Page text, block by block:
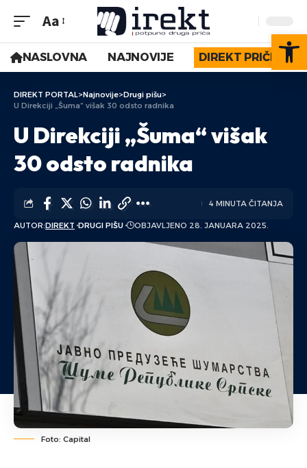
Aa
NASLOVNA NAJNOVIJE DIREKT PRIČE
DIREKT PORTAL>Najnovije>Drugi pišu>
U Direkciji „Šuma“ višak 30 odsto radnika
U Direkciji „Šuma“ višak
30 odsto radnika
AUTOR:DIREKT DRUGI PIŠU OBJAVLJENO 28. JANUARA 2025.
4 MINUTA ČITANJA
Foto: Capital